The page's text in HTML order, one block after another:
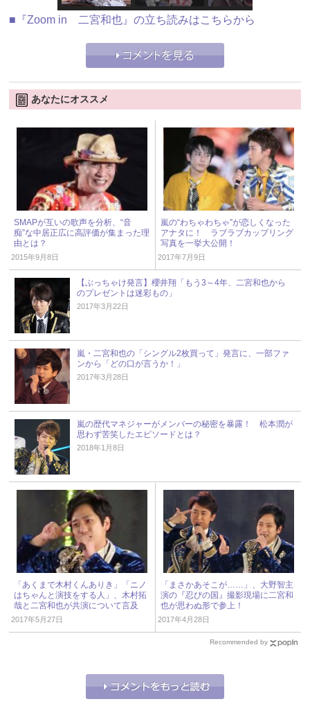
■『Zoom in 二宮和也』の立ち読みはこちらから
あなたにオススメ
SMAPが互いの歌声を分析、“音
痴”な中居正広に高評価が集まった理
由とは？
2015年9月8日
嵐の“わちゃわちゃ”が恋しくなった
アナタに！ ラブラブカップリング
写真を一挙大公開！
2017年7月9日
【ぶっちゃけ発言】櫻井翔「もう3～4年、二宮和也から
のプレゼントは迷彩もの」
2017年3月22日
嵐・二宮和也の「シングル2枚買って」発言に、一部ファ
ンから「どの口が言うか！」
2017年3月28日
嵐の歴代マネジャーがメンバーの秘密を暴露！ 松本潤が
思わず苦笑したエピソードとは？
2018年1月8日
「あくまで木村くんありき」「ニノ
はちゃんと演技をする人」、木村拓
哉と二宮和也が共演について言及
2017年5月27日
「まさかあそこが……」、大野智主
演の『忍びの国』撮影現場に二宮和
也が思わぬ形で参上！
2017年4月28日
Recommended by